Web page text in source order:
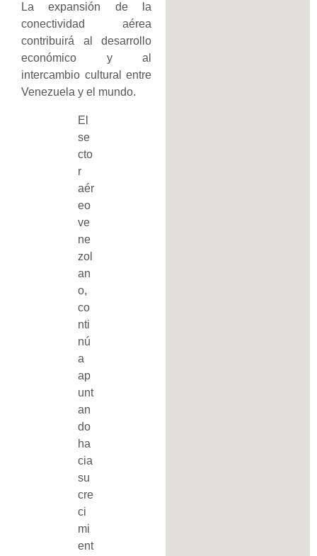
La expansión de la
conectividad aérea
contribuirá al desarrollo
económico y al
intercambio cultural entre
Venezuela y el mundo.
El
se
cto
r
aér
eo
ve
ne
zol
an
o,
co
nti
nú
a
ap
unt
an
do
ha
cia
su
cre
ci
mi
ent